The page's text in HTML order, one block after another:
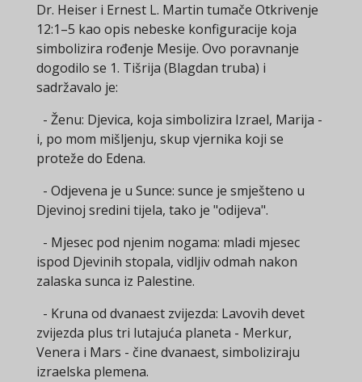
Dr. Heiser i Ernest L. Martin tumače Otkrivenje
12:1–5 kao opis nebeske konfiguracije koja
simbolizira rođenje Mesije. Ovo poravnanje
dogodilo se 1. Tišrija (Blagdan truba) i
sadržavalo je:
- Ženu: Djevica, koja simbolizira Izrael, Marija -
i, po mom mišljenju, skup vjernika koji se
proteže do Edena.
- Odjevena je u Sunce: sunce je smješteno u
Djevinoj sredini tijela, tako je "odijeva".
- Mjesec pod njenim nogama: mladi mjesec
ispod Djevinih stopala, vidljiv odmah nakon
zalaska sunca iz Palestine.
- Kruna od dvanaest zvijezda: Lavovih devet
zvijezda plus tri lutajuća planeta - Merkur,
Venera i Mars - čine dvanaest, simboliziraju
izraelska plemena.